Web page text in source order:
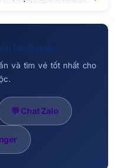
Nebraska?
và tìm vé tốt nhất cho
💬 Chat Zalo